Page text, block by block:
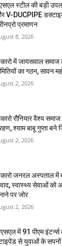
स्टील की बड़ी
V-DUCPIPE
प्रमाणन
8, 2026
में जायसवाल
का गठन, सावन
2, 2026
रौनियार वैश्य
श्याम बाबू गुप्ता बने
2, 2026
जनरल अस्पताल में
स्वास्थ्य सेवाओं
पर जोर
2, 2026
में 91 पीएम
से युवाओं के सपनों